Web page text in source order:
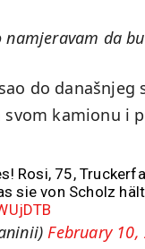
namjeravam da
do današnjeg
svom kamionu i
Rosi, 75,
sie von Scholz
February 10,